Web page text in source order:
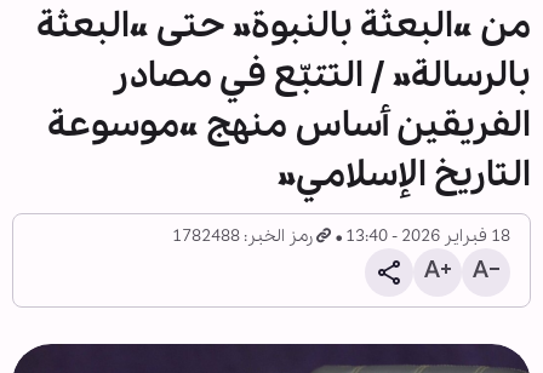
من «البعثة بالنبوة» حتى «البعثة
بالرسالة» / التتبّع في مصادر
الفريقين أساس منهج «موسوعة
التاريخ الإسلامي»
18 فبراير 2026 - 13:40 رمز الخبر: 1782488